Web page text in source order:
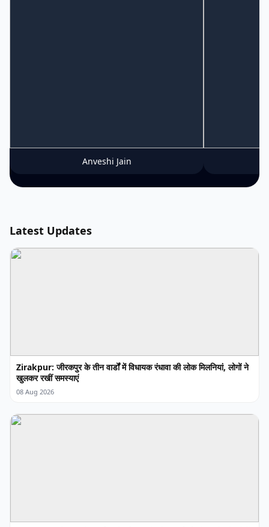
Anveshi Jain
Latest Updates
Zirakpur: जीरकपुर के तीन वार्डों में विधायक रंधावा की लोक मिलनियां, लोगों ने
खुलकर रखीं समस्याएं
08 Aug 2026